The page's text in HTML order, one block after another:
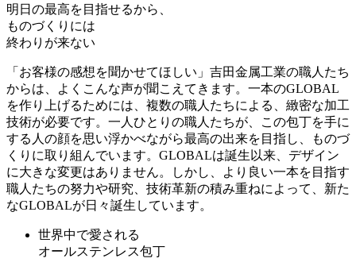
明日の最高を目指せるから、
ものづくりには
終わりが来ない
「お客様の感想を聞かせてほしい」吉田金属工業の職人たち
からは、よくこんな声が聞こえてきます。一本のGLOBAL
を作り上げるためには、複数の職人たちによる、緻密な加工
技術が必要です。一人ひとりの職人たちが、この包丁を手に
する人の顔を思い浮かべながら最高の出来を目指し、ものづ
くりに取り組んでいます。GLOBALは誕生以来、デザイン
に大きな変更はありません。しかし、より良い一本を目指す
職人たちの努力や研究、技術革新の積み重ねによって、新た
なGLOBALが日々誕生しています。
世界中で愛される
オールステンレス包丁